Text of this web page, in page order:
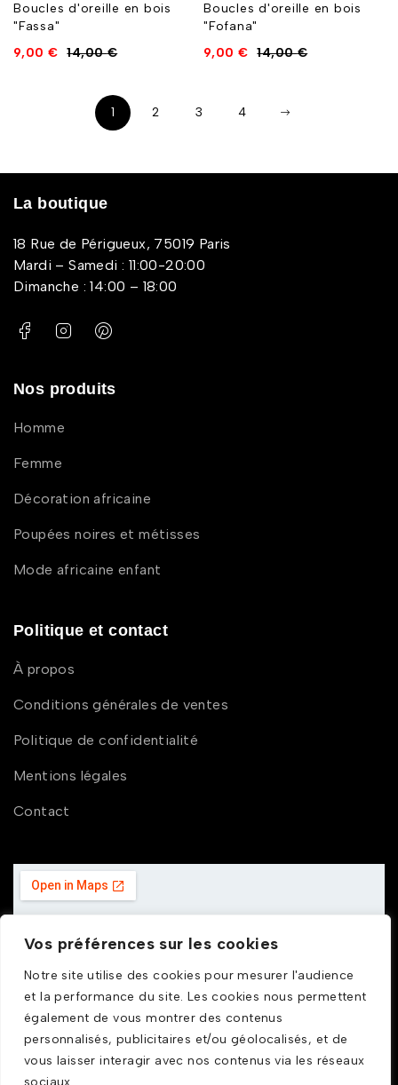
Vos préférences sur les cookies
Notre site utilise des cookies pour mesurer l'audience
et la performance du site. Les cookies nous permettent
également de vous montrer des contenus
personnalisés, publicitaires et/ou géolocalisés, et de
vous laisser interagir avec nos contenus via les réseaux
sociaux.
Boucles d'oreille en bois
"Fassa"
14,00€
9,00 €
Boucles d'oreille en bois
"Fofana"
14,00€
9,00 €
1 2 3 4
La boutique
18 Rue de Périgueux, 75019 Paris
Mardi – Samedi : 11:00-20:00
Dimanche : 14:00 – 18:00
Nos produits
Homme
Femme
Décoration africaine
Poupées noires et métisses
Mode africaine enfant
Politique et contact
À propos
Conditions générales de ventes
Politique de confidentialité
Mentions légales
Contact